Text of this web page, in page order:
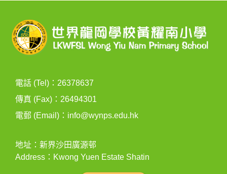
電話 (Tel)：26378637
傳真 (Fax)：26494301
電郵 (Email)： info@wynps.edu.hk
地址：新界沙田廣源邨
Address：Kwong Yuen Estate Shatin